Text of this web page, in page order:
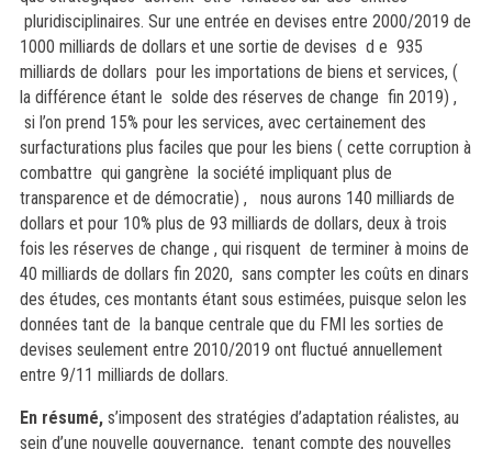
pluridisciplinaires. Sur une entrée en devises entre 2000/2019 de
1000 milliards de dollars et une sortie de devises d e 935
milliards de dollars pour les importations de biens et services, (
la différence étant le solde des réserves de change fin 2019) ,
si l’on prend 15% pour les services, avec certainement des
surfacturations plus faciles que pour les biens ( cette corruption à
combattre qui gangrène la société impliquant plus de
transparence et de démocratie) , nous aurons 140 milliards de
dollars et pour 10% plus de 93 milliards de dollars, deux à trois
fois les réserves de change , qui risquent de terminer à moins de
40 milliards de dollars fin 2020, sans compter les coûts en dinars
des études, ces montants étant sous estimées, puisque selon les
données tant de la banque centrale que du FMI les sorties de
devises seulement entre 2010/2019 ont fluctué annuellement
entre 9/11 milliards de dollars.
En résumé, s’imposent des stratégies d’adaptation réalistes, au
sein d’une nouvelle gouvernance, tenant compte des nouvelles